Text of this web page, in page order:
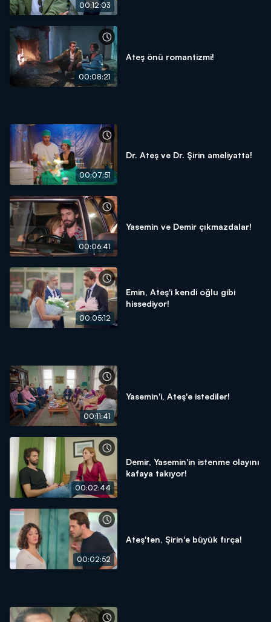
00:12:03
00:08:21
Ateş önü romantizmi!
00:07:51
Dr. Ateş ve Dr. Şirin ameliyatta!
00:06:41
Yasemin ve Demir çıkmazdalar!
00:05:12
Emin, Ateş'i kendi oğlu gibi
hissediyor!
00:11:41
Yasemin'i, Ateş'e istediler!
00:02:44
Demir, Yasemin'in istenme olayını
kafaya takıyor!
00:02:52
Ateş'ten, Şirin'e büyük fırça!